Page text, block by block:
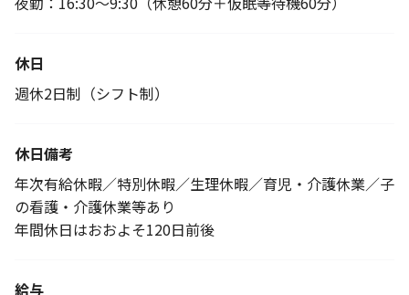
休日
週休2日制（シフト制）
休日備考
年次有給休暇／特別休暇／生理休暇／育児・介護休業／子
の看護・介護休業等あり
年間休日はおおよそ120日前後
給与